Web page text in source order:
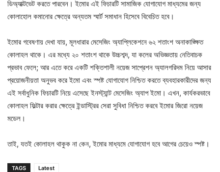
ডিঅ্যাক্টভেট করতে পারবেন। ইমোর এই ফিচারটি সামাজিক যোগাযোগ মাধ্যমের জন্য
কোলাহোল কমানোর ক্ষেত্রে অন্যতম স্মার্ট সমাধান হিসেবে বিবেচিত হবে।
ইমোর গবেষণায় দেখা যায়, মূলধারার মেসেজিং অ্যাপ্লিকেশনে ৬২ শতাংশ অনাকাঙ্ক্ষিত
কোলাহল থাকে। এর মধ্যে ২০ শতাংশ থাকে উচ্চশব্দ, যা কলের অভিজ্ঞতায় নেতিবাচক
প্রভাব ফেলে; আর এতে করে একটি শক্তিশালী নয়েজ সাপ্রেশন অ্যালগরিদম নিয়ে আসার
প্রয়োজনীয়তা অনুভব করে ইমো এবং স্পষ্ট যোগাযোগ নিশ্চিত করতে ব্যবহারকারীদের জন্য
এই সর্বাধুনিক ফিচারটি নিয়ে এসেছে ইনস্ট্যান্ট মেসেজিং অ্যাপ ইমো। এখন, কার্যকরভাবে
কোলাহল ফিল্টার করার ক্ষেত্রে ইন্ডাস্ট্রির সেরা সুবিধা নিশ্চিত করবে ইমোর জিরো নয়েজ
মডেল।
তাই, যতই কোলাহল থাকুক না কেন, ইমোর মাধ্যমে যোগাযোগ হবে আগের চেয়েও স্পষ্ট।
TAGS Latest